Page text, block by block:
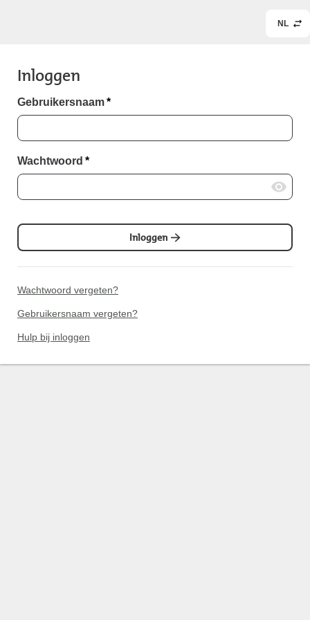
NL
Inloggen
Gebruikersnaam*
Wachtwoord *
Inloggen
Wachtwoord vergeten?
Gebruikersnaam vergeten?
Hulp bij inloggen